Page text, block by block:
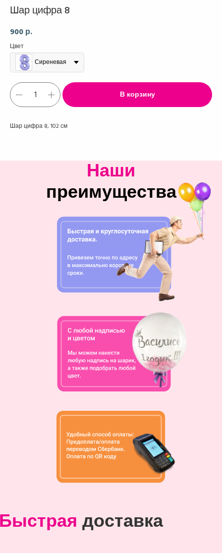
Шар цифра 8
900 р.
Цвет
Сиреневая
В корзину
Шар цифра 8, 102 см
Наши
преимущества
доставка